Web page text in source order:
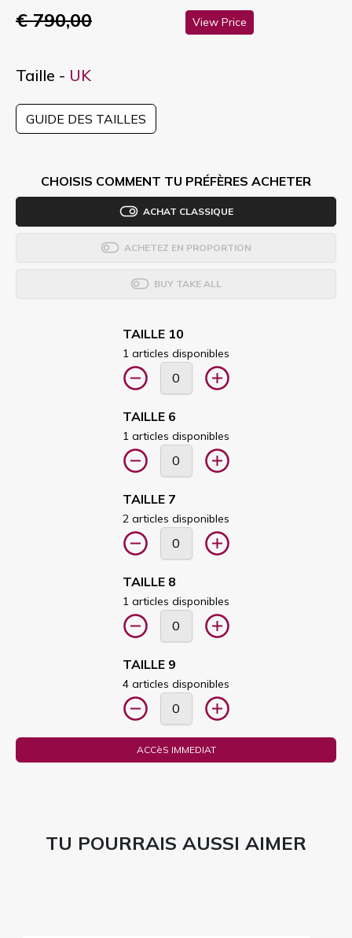
€ 790,00 View Price
Taille - UK
GUIDE DES TAILLES
CHOISIS COMMENT TU PRÉFÈRES ACHETER
ACHAT CLASSIQUE
ACHETEZ EN PROPORTION
BUY TAKE ALL
TAILLE 10
1 articles disponibles
TAILLE 6
1 articles disponibles
TAILLE 7
2 articles disponibles
TAILLE 8
1 articles disponibles
TAILLE 9
4 articles disponibles
ACCèS IMMEDIAT
TU POURRAIS AUSSI AIMER